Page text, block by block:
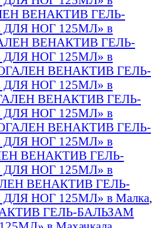
ВЕНАКТИВ ГЕЛЬ-
НОГ 125МЛ» в
ВЕНАКТИВ ГЕЛЬ-
НОГ 125МЛ» в
ВЕНАКТИВ ГЕЛЬ-
НОГ 125МЛ» в
ВЕНАКТИВ ГЕЛЬ-
НОГ 125МЛ» в
ВЕНАКТИВ ГЕЛЬ-
НОГ 125МЛ» в
ВЕНАКТИВ ГЕЛЬ-
НОГ 125МЛ» в
ВЕНАКТИВ ГЕЛЬ-
НОГ 125МЛ» в Малка,
ГЕЛЬ-БАЛЬЗАМ